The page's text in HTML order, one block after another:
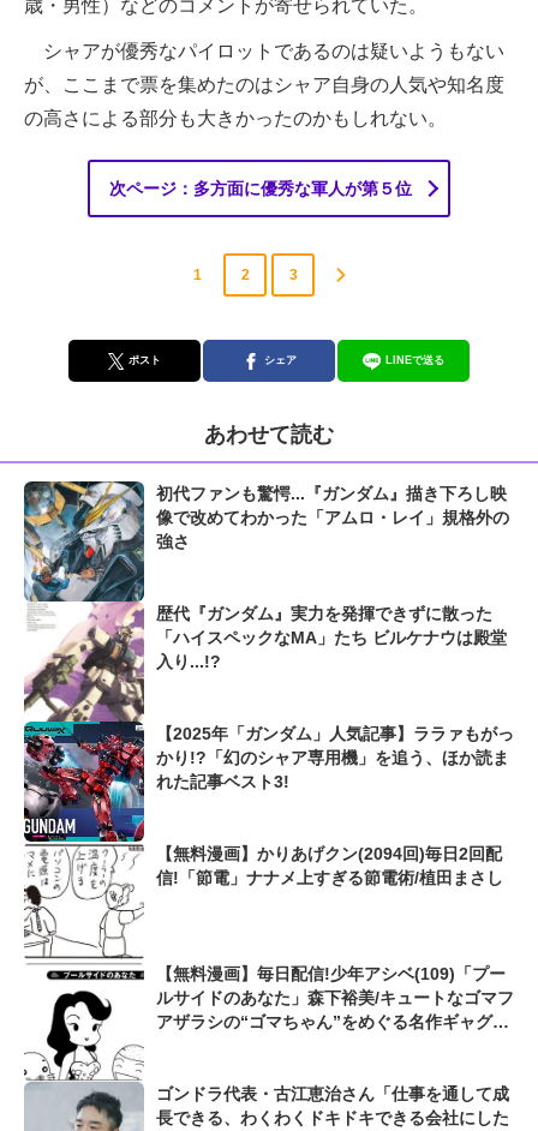
歳・男性）などのコメントが寄せられていた。
シャアが優秀なパイロットであるのは疑いようもない
が、ここまで票を集めたのはシャア自身の人気や知名度
の高さによる部分も大きかったのかもしれない。
次ページ：多方面に優秀な軍人が第５位
1 2 3
ポスト シェア LINEで送る
あわせて読む
初代ファンも驚愕...『ガンダム』描き下ろし映
像で改めてわかった「アムロ・レイ」規格外の
強さ
歴代『ガンダム』実力を発揮できずに散った
「ハイスペックなMA」たち ビルケナウは殿堂
入り...!?
【2025年「ガンダム」人気記事】ララァもがっ
かり!?「幻のシャア専用機」を追う、ほか読ま
れた記事ベスト3!
【無料漫画】かりあげクン(2094回)毎日2回配
信!「節電」ナナメ上すぎる節電術/植田まさし
【無料漫画】毎日配信!少年アシベ(109)「プー
ルサイドのあなた」森下裕美/キュートなゴマフ
アザラシの“ゴマちゃん”をめぐる名作ギャグ4
ゴンドラ代表・古江恵治さん「仕事を通して成
長できる、わくわくドキドキできる会社にした